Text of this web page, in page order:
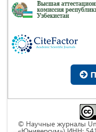
© Научные журналы